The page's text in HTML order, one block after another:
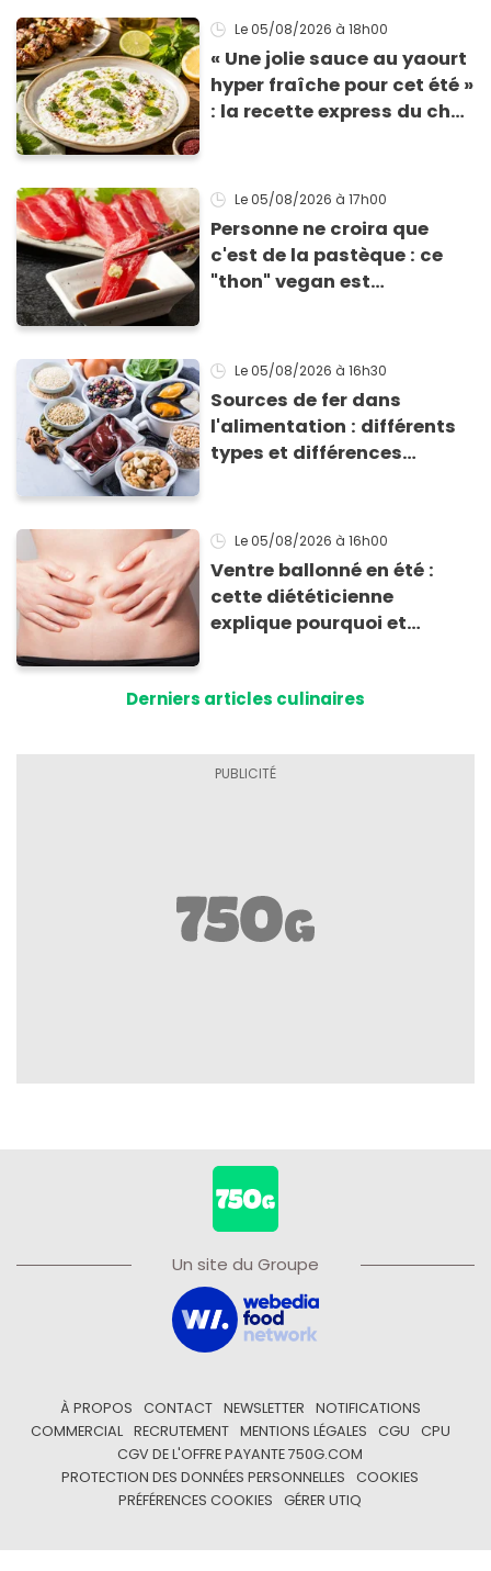
Le 05/08/2026 à 18h00
« Une jolie sauce au yaourt
hyper fraîche pour cet été »
: la recette express du chef
grillades
Le 05/08/2026 à 17h00
Personne ne croira que
c'est de la pastèque : ce
"thon" vegan est
Le 05/08/2026 à 16h30
Sources de fer dans
l'alimentation : différents
types et différences
Le 05/08/2026 à 16h00
Ventre ballonné en été :
cette diététicienne
explique pourquoi et
Derniers articles culinaires
Un site du Groupe
À PROPOS CONTACT NEWSLETTER
NOTIFICATIONS
COMMERCIAL
RECRUTEMENT MENTIONS LÉGALES CGU
CPU
CGV DE L'OFFRE PAYANTE 750G.COM
PROTECTION DES DONNÉES PERSONNELLES
COOKIES
PRÉFÉRENCES COOKIES
GÉRER UTIQ